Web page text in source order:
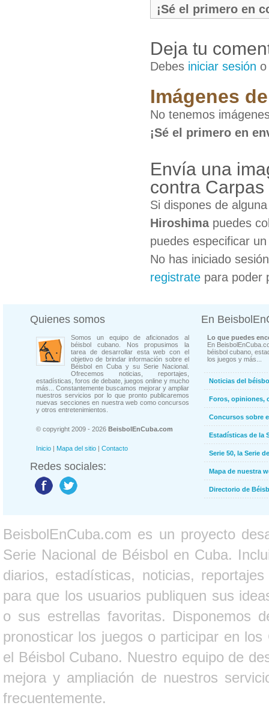
¡Sé el primero en
Deja tu
Debes iniciar sesión
Imágenes
No tenemos
¡Sé el primero en
Envía una
contra
Si dispones de
Hiroshimapuedes
puedes especificar
No has iniciado
registrate para poder
Quienes somos
Somos un equipo de aficionados al
béisbol cubano. Nos propusimos la
tarea de desarrollar esta web con el
objetivo de brindar información sobre el
Béisbol en Cuba y su Serie Nacional.
Ofrecemos noticias, reportajes,
estadísticas, foros de debate, juegos online y mucho
más... Constantemente buscamos mejorar y ampliar
nuestros servicios por lo que pronto publicaremos
nuevas secciones en nuestra web como concursos
y otros entretenimientos.
© copyright 2009 - 2026 BeisbolEnCuba.com
Inicio | Mapa del sitio | Contacto
Redes sociales:
En
Lo que puedes
En
béisbol cubano,
los juegos y más...
Noticias del
Foros, opiniones,
Concursos sobre
Estadísticas de la
Serie 50, la Serie
Mapa de nuestra
Directorio de
BeisbolEnCuba.com es un proyecto
Serie Nacional de Béisbol en Cuba.
diarios, estadísticas, noticias,
para que los usuarios publiquen sus
o sus estrellas favoritas. Disponemos
pronosticar los juegos o participar en
el Béisbol Cubano. Nuestro equipo de
mejora y ampliación de nuestros
frecuentemente.